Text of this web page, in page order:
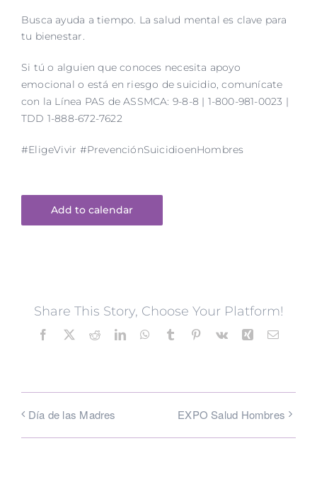
Busca ayuda a tiempo. La salud mental es clave para
tu bienestar.​
Si tú o alguien que conoces necesita apoyo
emocional o está en riesgo de suicidio, comunícate
con la Línea PAS de ASSMCA: 9-8-8 | 1-800-981-0023 |
TDD 1-888-672-7622
#EligeVivir #PrevenciónSuicidioenHombres
Add to calendar
Share This Story, Choose Your Platform!
Facebook
X RedditLinkedInWhatsApp
Tumblr Pinterest
Vk Xing Email
Día de las Madres EXPO Salud Hombres